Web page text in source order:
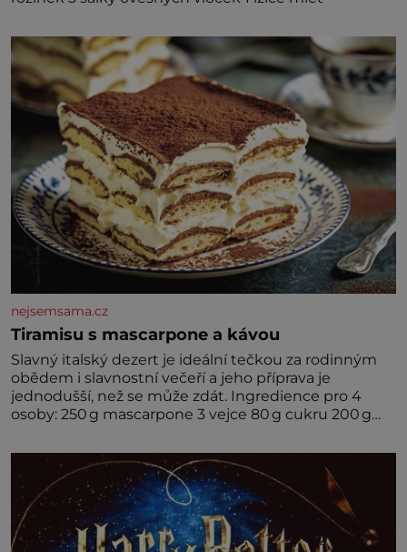
nejsemsama.cz
Tiramisu s mascarpone a kávou
Slavný italský dezert je ideální tečkou za rodinným
obědem i slavnostní večeří a jeho příprava je
jednodušší, než se může zdát. Ingredience pro 4
osoby: 250 g mascarpone 3 vejce 80 g cukru 200 g
amaretta kakao na posypání Postup: Oddělte
žloutky od bílků. Žloutky vyšlehejte s cukrem do
světlé pěny a postupně do nich vmíchejte
mascarpone, aby vznikl hladký